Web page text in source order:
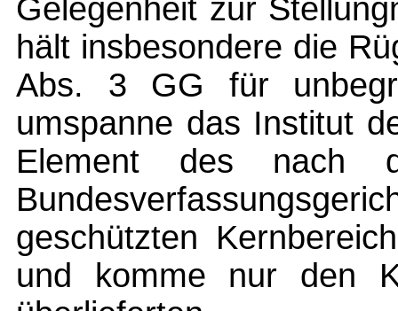
Gelegenheit zur
hält insbesondere die
Abs. 3 GG für
umspanne das Institut
Element des nach
geschützten
und komme nur den